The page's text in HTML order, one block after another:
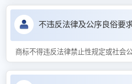
不违反法律及公序良俗要
商标不得违反法律禁止性规定或社会公